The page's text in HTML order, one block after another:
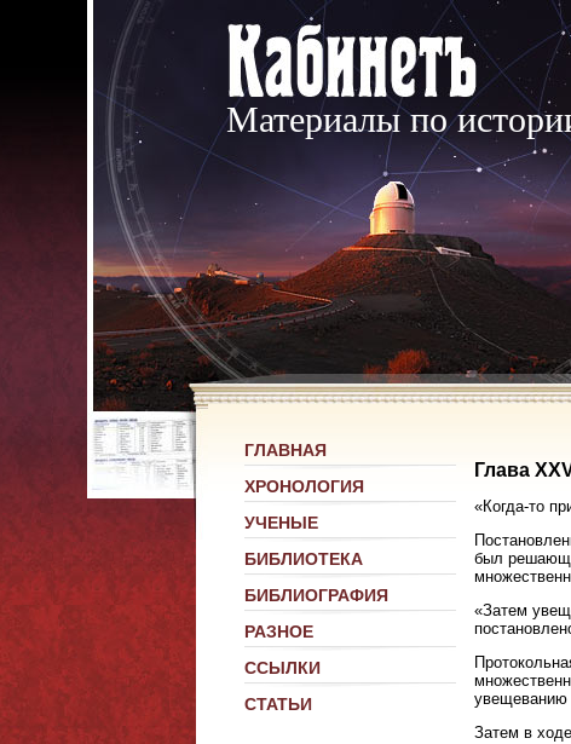
Материалы по
ГЛАВНАЯ
ХРОНОЛОГИЯ
УЧЕНЫЕ
БИБЛИОТЕКА
БИБЛИОГРАФИЯ
РАЗНОЕ
ССЫЛКИ
СТАТЬИ
Глава
«Когда-то
был
«Затем
увещеванию
Затем в